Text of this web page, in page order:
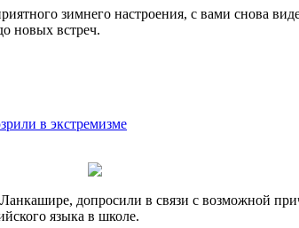
зимнего настроения, с вами снова
новых встреч.
в экстремизме
допросили в связи с возможной
языка в школе.